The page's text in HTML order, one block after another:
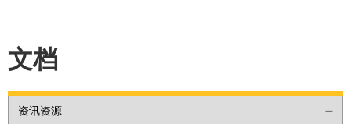
文档
资讯资源